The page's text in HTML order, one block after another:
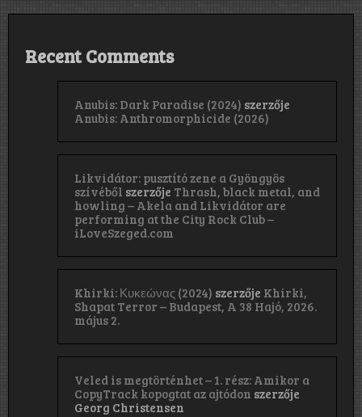
Recent Comments
Anubis: Dark Paradise (2024) szerzője
Anubis: Anthromorphicide (2026)
Likvidátor: pusztító zene a Gyöngyös
szívéből szerzője Thrash, black metal, and
howling – Akela and Likvidátor are
performing at the City Rock Club –
iLoveSzeged.com
Khirki: Κ​υ​κ​ε​ώ​ν​α​ς (2024) szerzője Khirki,
Shapat Terror – Budapest, A 38 Hajó, 2026.
május 2.
Veled is megtörténhet – 1. rész: Amikor a
CopyTrack kopogtat az ajtódon szerzője
Georg Christensen